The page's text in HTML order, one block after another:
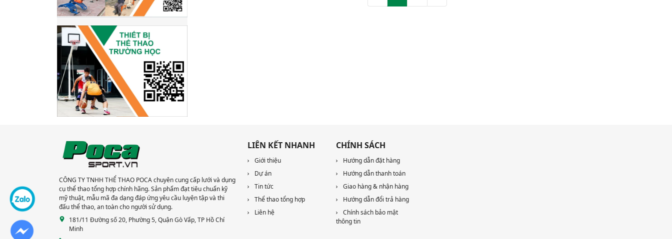
CÔNG TY TNHH THỂ THAO POCA chuyên cung cấp lưới và dụng
cụ thể thao tổng hợp chính hãng. Sản phẩm đạt tiêu chuẩn kỹ
mỹ thuật, mẫu mã đa dạng đáp ứng yêu cầu luyện tập và thi
đấu thể thao, an toàn cho người sử dụng.
181/11 Đường số 20, Phường 5, Quận Gò Vấp, TP Hồ Chí
Minh
LIÊN KẾT NHANH
Giới thiệu
Dự án
Tin tức
Thể thao tổng hợp
Liên hệ
CHÍNH SÁCH
Hướng dẫn đặt hàng
Hướng dẫn thanh toán
Giao hàng & nhận hàng
Hướng dẫn đổi trả hàng
Chính sách bảo mật
thông tin